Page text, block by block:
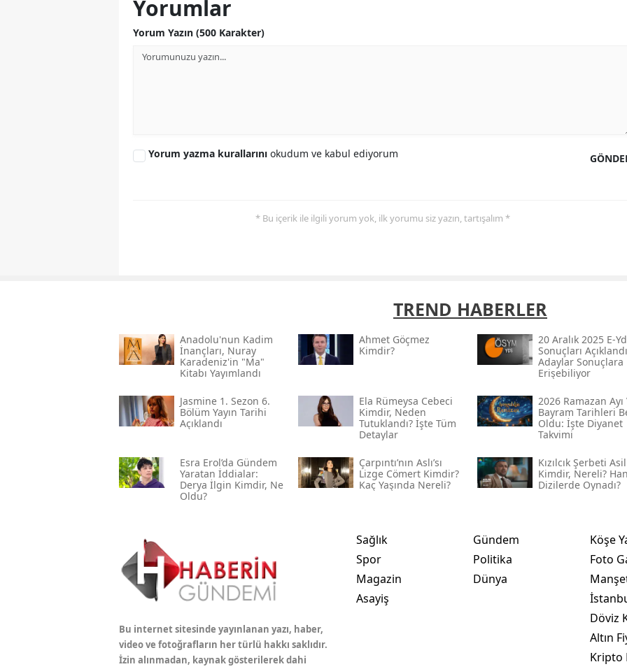
Yorumlar
Yorum Yazın (500 Karakter)
Yorum yazma kurallarını okudum ve kabul ediyorum
* Bu içerik ile ilgili yorum yok, ilk yorumu siz yazın, tartışalım *
TREND HABERLER
Anadolu'nun Kadim
İnançları, Nuray
Karadeniz'in "ma"
Kitabı Yayımlandı
Ahmet Göçmez
Kimdir?
20 Aralık 2025 E-
Sonuçları
Adaylar Sonuçlara
Erişebiliyor
Jasmine 1. Sezon 6.
Bölüm Yayın Tarihi
Açıklandı
Ela Rümeysa Cebeci
Kimdir, Neden
Tutuklandı? İşte Tüm
Detaylar
2026 Ramazan Ayı
Bayram Tarihleri
Oldu: İşte Diyanet
Takvimi
Esra Erol’da Gündem
Yaratan İddialar:
Derya İlgin Kimdir, Ne
Oldu?
Çarpıntı’nın Aslı’sı
Lizge Cömert Kimdir?
Kaç Yaşında Nereli?
Kızılcık Şerbeti Asil
Kimdir, Nereli?
Dizilerde Oynadı?
Bu internet sitesinde yayınlanan yazı, haber,
video ve fotoğrafların her türlü hakkı saklıdır.
İzin alınmadan, kaynak gösterilerek dahi
Sağlık
Spor
Magazin
Asayiş
Gündem
Politika
Dünya
Köşe
Foto
Döviz
Altın
Kripto